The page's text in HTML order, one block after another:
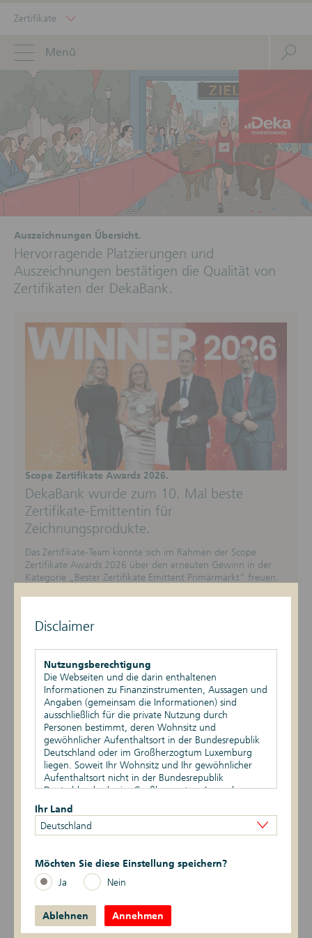
Disclaimer
Nutzungsberechtigung
Die Webseiten und die darin enthaltenen
Informationen zu Finanzinstrumenten, Aussagen und
Angaben (gemeinsam die Informationen) sind
ausschließlich für die private Nutzung durch
Personen bestimmt, deren Wohnsitz und
gewöhnlicher Aufenthaltsort in der Bundesrepublik
Deutschland oder im Großherzogtum Luxemburg
liegen. Soweit Ihr Wohnsitz und Ihr gewöhnlicher
Aufenthaltsort nicht in der Bundesrepublik
Deutschland oder im Großherzogtum Luxemburg
liegen, ist Ihnen die Nutzung dieser Webseiten nicht
gestattet. Durch die Nutzung dieser Webseiten
bestätigen Sie, dass Ihr Wohnsitz und gewöhnlicher
Vertriebsbeschränkungen
Die auf den Webseiten enthaltenen Informationen
dürfen nicht außerhalb der der Bundesrepublik
Deutschland und/oder dem Großherzogtum
Luxemburg verbreitet werden. Auf die besonderen
Ihr Land
Deutschland
Möchten Sie diese Einstellung speichern?
Ja
Nein
Ablehnen Annehmen
Zertifikate
Menü
Auszeichnungen Übersicht.
Hervorragende Platzierungen und
Auszeichnungen bestätigen die Qualität von
Zertifikaten der DekaBank.
Scope Zertifikate Awards 2026.
DekaBank wurde zum 10. Mal beste
Zertifikate-Emittentin für
Zeichnungsprodukte.
Das Zertifikate-Team konnte sich im Rahmen der Scope
Zertifikate Awards 2026 über den erneuten Gewinn in der
Kategorie „Bester Zertifikate Emittent Primärmarkt“ freuen.
Scope Zertifikate Management Rating 2025.
Deka erneut mit Bestnote ausgezeichnet.
Bereits zum neunten Mal in Folge bescheinigt die
Ratingagentur Scope der DekaBank Anfang Dezember 2025
eine exzellente Qualität und Kompetenz als Emittent von
Jetzt mehr erfahren ...